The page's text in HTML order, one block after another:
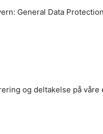
General Data
og deltakelse på